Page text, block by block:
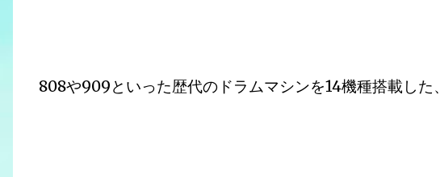
808や909といった歴代のドラムマシンを14機種搭載した、